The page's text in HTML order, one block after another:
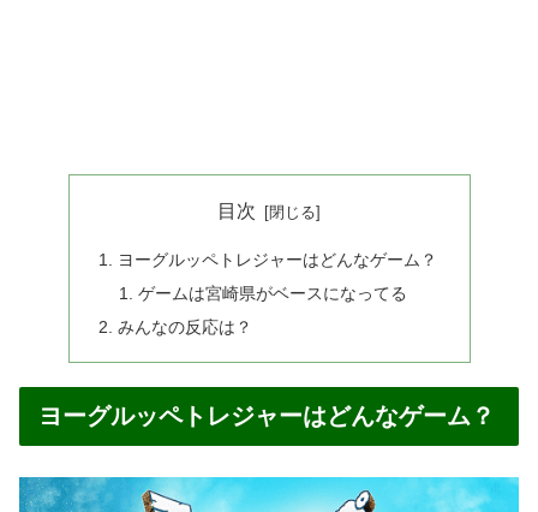
目次
ヨーグルッペトレジャーはどんなゲーム？
ゲームは宮崎県がベースになってる
みんなの反応は？
ヨーグルッペトレジャーはどんなゲーム？